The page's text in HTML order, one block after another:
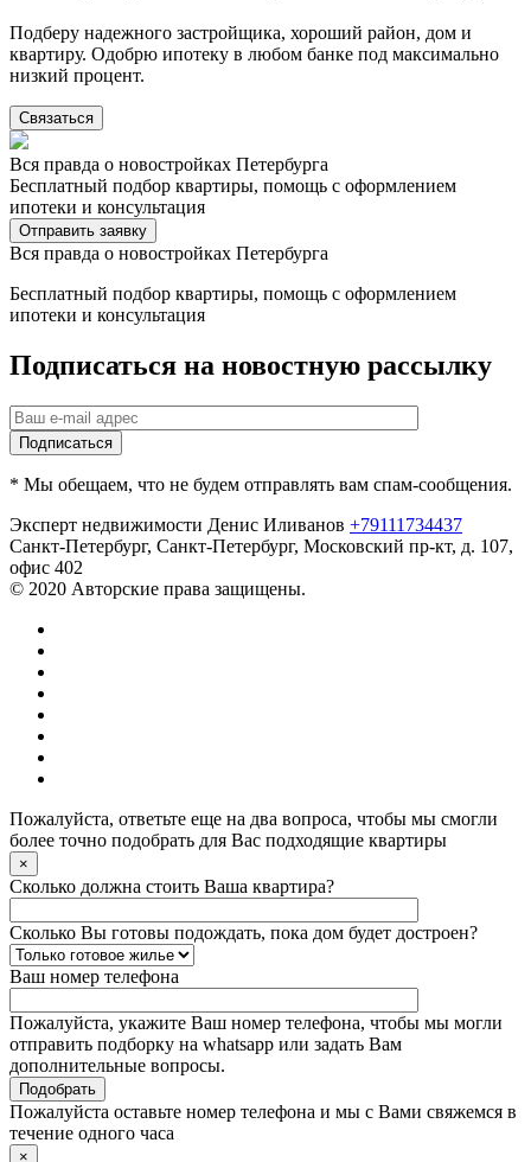
Подберу надежного застройщика, хороший район, дом и
квартиру. Одобрю ипотеку в любом банке под максимально
низкий процент.
Связаться
Вся правда о новостройках Петербурга
Бесплатный подбор квартиры, помощь с оформлением
ипотеки и консультация
Отправить заявку
Вся правда о новостройках Петербурга
Бесплатный подбор квартиры, помощь с оформлением
ипотеки и консультация
Подписаться на новостную рассылку
* Мы обещаем, что не будем отправлять вам спам-сообщения.
Эксперт недвижимости Денис Иливанов +79111734437
Санкт-Петербург, Санкт-Петербург, Московский пр-кт, д. 107,
офис 402
© 2020 Авторские права защищены.
Пожалуйста, ответьте еще на два вопроса, чтобы мы смогли
более точно подобрать для Вас подходящие квартиры
×
Сколько должна стоить Ваша квартира?
Сколько Вы готовы подождать, пока дом будет достроен?
Ваш номер телефона
Пожалуйста, укажите Ваш номер телефона, чтобы мы могли
отправить подборку на whatsapp или задать Вам
дополнительные вопросы.
Пожалуйста оставьте номер телефона и мы с Вами свяжемся в
течение одного часа
×